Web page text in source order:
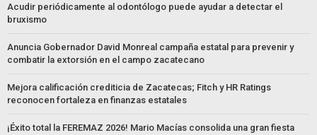
Acudir periódicamente al odontólogo puede ayudar a detectar el
bruxismo
Anuncia Gobernador David Monreal campaña estatal para prevenir y
combatir la extorsión en el campo zacatecano
Mejora calificación crediticia de Zacatecas; Fitch y HR Ratings
reconocen fortaleza en finanzas estatales
¡Éxito total la FEREMAZ 2026! Mario Macías consolida una gran fiesta